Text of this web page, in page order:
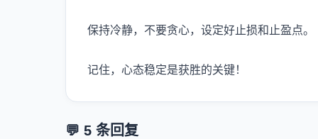
保持冷静，不要贪心，设定好止损和止盈点。
记住，心态稳定是获胜的关键！
💬 5 条回复